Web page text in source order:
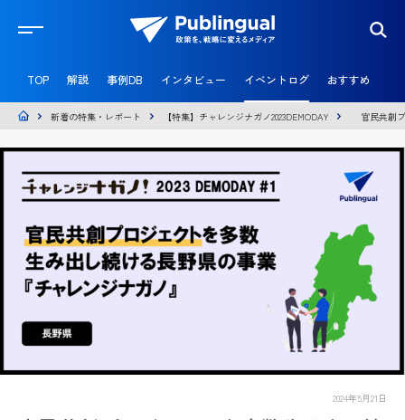
官
共
創
メ
ィ
P
u
l
i
n
TOP 解説 事例DB インタビュー イベントログ おすすめ
新着の特集・レポート 【特集】チャレンジナガノ2023DEMODAY 官民共創
2024年5月21日